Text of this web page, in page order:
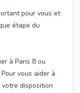
pour vous et
étape du
à Paris 8 ou
vous aider à
disposition